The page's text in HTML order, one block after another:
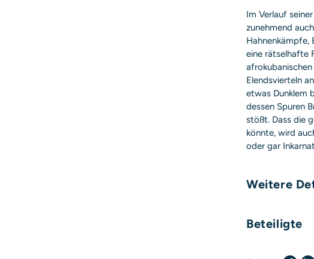
Im Verlauf
zunehmend
Hahnenkämpfe,
eine rätselhafte
Elendsvierteln
etwas Dunklem
dessen Spuren
stößt. Dass die
könnte, wird
oder gar
Weitere
Beteiligte
Autor / Autorin: